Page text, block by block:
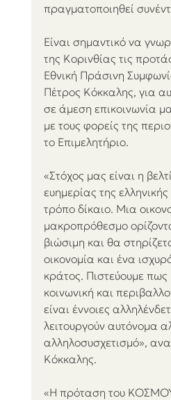
πραγματοποιηθεί
Είναι σημαντικό να
της Κορινθίας τις
Εθνική Πράσινη
Πέτρος Κόκκαλης, για
σε άμεση επικοινωνία
με τους φορείς της
το Επιμελητήριο.
«Στόχος μας είναι η
ευημερίας της
τρόπο δίκαιο. Μια
μακροπρόθεσμο
βιώσιμη και θα
οικονομία και ένα
κράτος. Πιστεύουμε πως
κοινωνική και
είναι έννοιες
λειτουργούν αυτόνομα
αλληλοσυσχετισμό»,
Κόκκαλης.
«Η πρόταση του ΚΟΣΜΟΥ